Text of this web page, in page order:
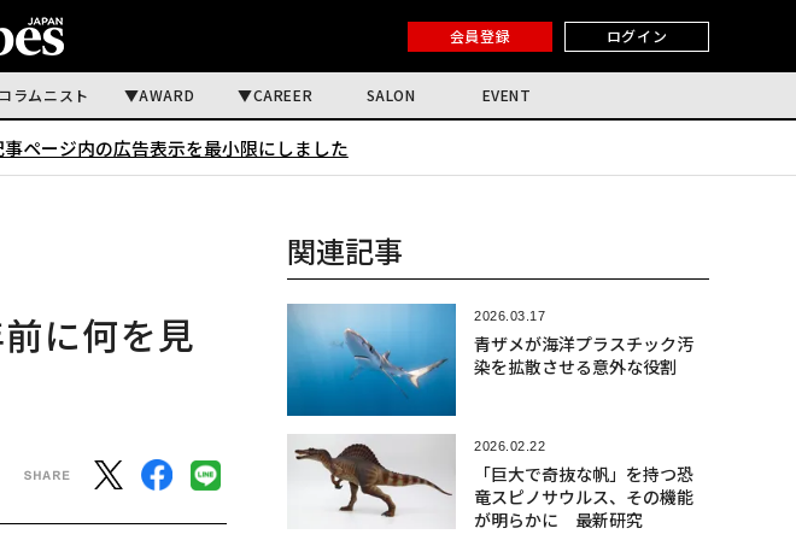
会員登録 ログイン
コラムニスト AWARD CAREER SALON EVENT
事ページ内の広告表示を最小限にしました
に何を見
関連記事
2026.03.17
青ザメが海洋プラスチック汚
染を拡散させる意外な役割
2026.02.22
「巨大で奇抜な帆」を持つ恐
竜スピノサウルス、その機能
が明らかに 最新研究